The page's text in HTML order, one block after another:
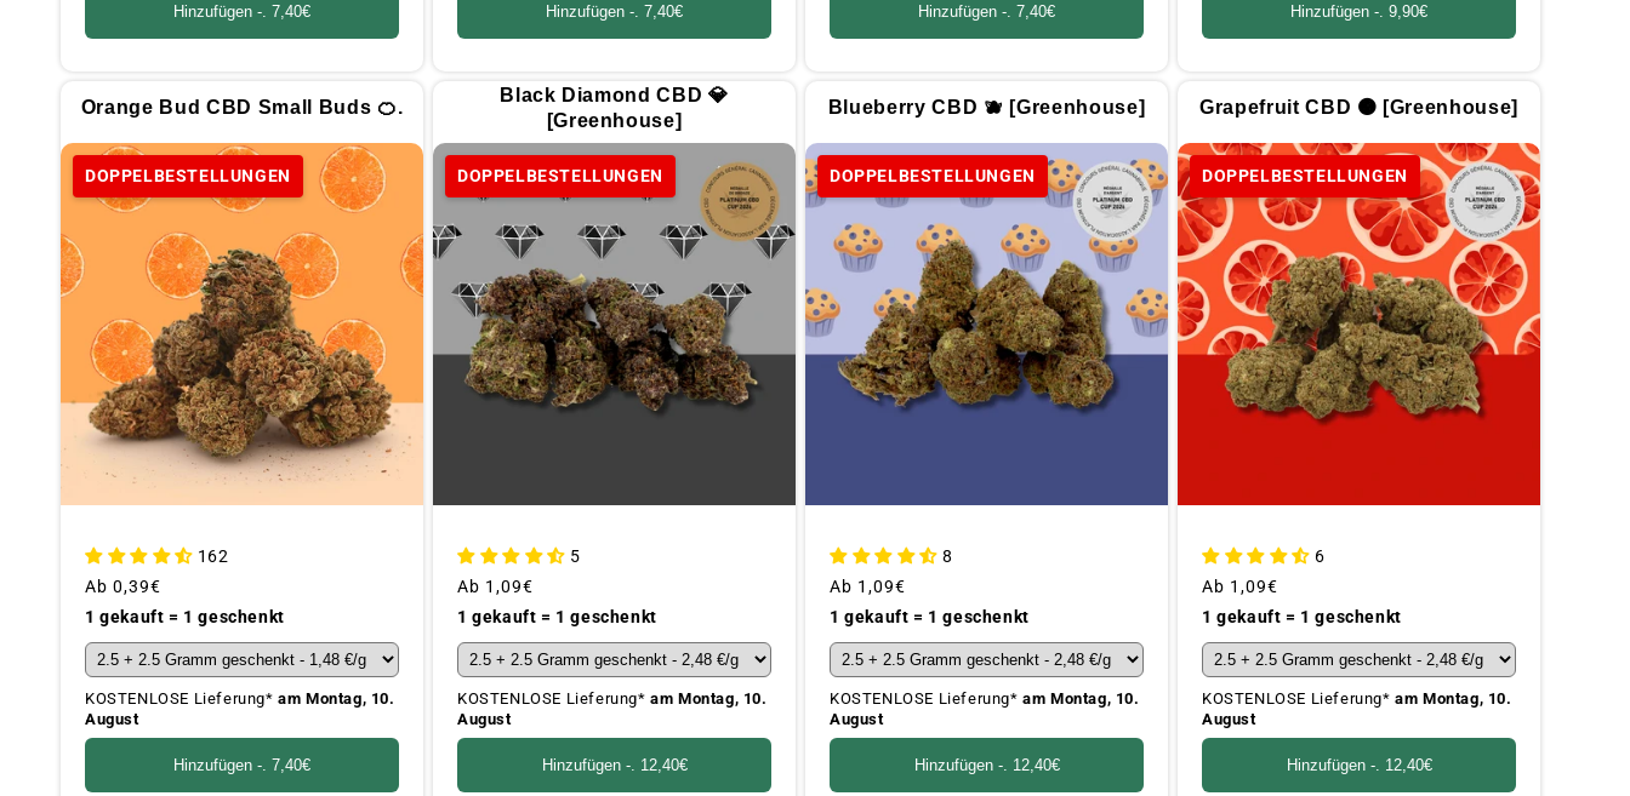
Hinzufügen -. 7,40€ Hinzufügen -. 7,40€ Hinzufügen -. 7,40€ Hinzufügen -. 9,90€
Orange Bud CBD Small Buds 🍊.
DOPPELBESTELLUNGEN
162
Üblicher
Preis
Ab 0,39€
1 gekauft = 1 geschenkt
KOSTENLOSE Lieferung*am Montag, 10.
August
Hinzufügen -. 7,40€
Black Diamond CBD 💎
[Greenhouse]
DOPPELBESTELLUNGEN
5
Üblicher
Preis
Ab 1,09€
1 gekauft = 1 geschenkt
KOSTENLOSE Lieferung*am Montag, 10.
August
Hinzufügen -. 12,40€
Blueberry CBD 🫐 [Greenhouse]
DOPPELBESTELLUNGEN
8
Üblicher
Preis
Ab 1,09€
1 gekauft = 1 geschenkt
KOSTENLOSE Lieferung*am Montag, 10.
August
Hinzufügen -. 12,40€
Grapefruit CBD 🟠 [Greenhouse]
DOPPELBESTELLUNGEN
6
Üblicher
Preis
Ab 1,09€
1 gekauft = 1 geschenkt
KOSTENLOSE Lieferung*am Montag, 10.
August
Hinzufügen -. 12,40€